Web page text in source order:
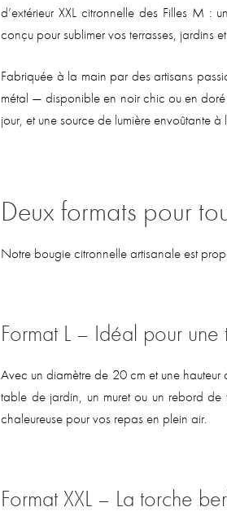
d’extérieur XXL citronnelle des Filles M
conçu pour sublimer vos terrasses, jardins
Fabriquée à la main par des artisans
métal — disponible en noir chic ou en
jour, et une source de lumière envoûtante
Deux formats pour
Notre bougie citronnelle artisanale est
Format L – Idéal pour
Avec un diamètre de 20 cm et une
table de jardin, un muret ou un rebord de
chaleureuse pour vos repas en plein air.
Format XXL – La torche